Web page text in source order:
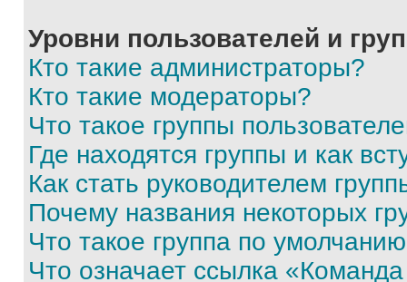
Уровни пользователей и
Кто такие администраторы?
Кто такие модераторы?
Что такое группы
Где находятся группы и как
Как стать руководителем
Почему названия некоторых
Что такое группа по
Что означает ссылка